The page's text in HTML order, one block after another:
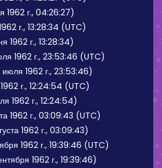
1962 г., 04:26:27)
г., 13:28:34 (UTC)
1962 г., 13:28:34)
1962 г., 23:53:46 (UTC)
июля 1962 г., 23:53:46)
г., 12:24:54 (UTC)
1962 г., 12:24:54)
1962 г., 03:09:43 (UTC)
1962 г., 03:09:43)
1962 г., 19:39:46 (UTC)
1962 г., 19:39:46)